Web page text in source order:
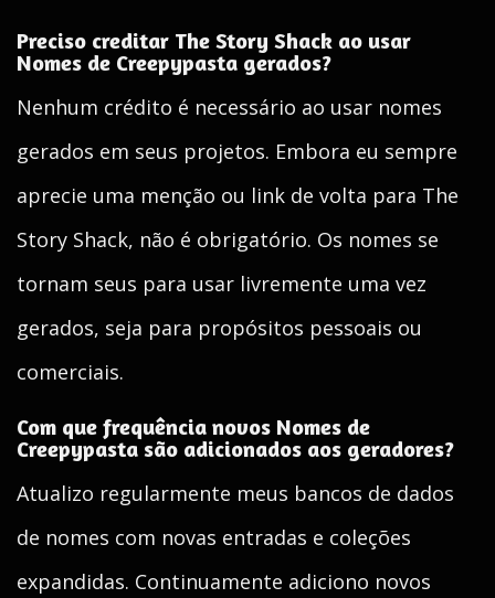
Preciso creditar The Story Shack ao usar
Nomes de Creepypasta gerados?
Nenhum crédito é necessário ao usar nomes
gerados em seus projetos. Embora eu sempre
aprecie uma menção ou link de volta para The
Story Shack, não é obrigatório. Os nomes se
tornam seus para usar livremente uma vez
gerados, seja para propósitos pessoais ou
comerciais.
Com que frequência novos Nomes de
Creepypasta são adicionados aos geradores?
Atualizo regularmente meus bancos de dados
de nomes com novas entradas e coleções
expandidas. Continuamente adiciono novos